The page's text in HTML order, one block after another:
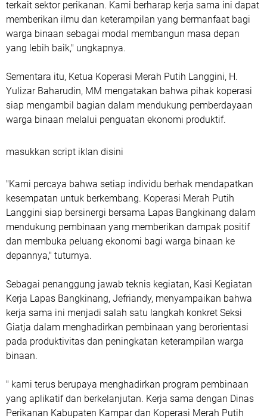
terkait sektor perikanan. Kami berharap kerja sama ini dapat
memberikan ilmu dan keterampilan yang bermanfaat bagi
warga binaan sebagai modal membangun masa depan
yang lebih baik," ungkapnya.
Sementara itu, Ketua Koperasi Merah Putih Langgini, H.
Yulizar Baharudin, MM mengatakan bahwa pihak koperasi
siap mengambil bagian dalam mendukung pemberdayaan
warga binaan melalui penguatan ekonomi produktif.
masukkan script iklan disini
"Kami percaya bahwa setiap individu berhak mendapatkan
kesempatan untuk berkembang. Koperasi Merah Putih
Langgini siap bersinergi bersama Lapas Bangkinang dalam
mendukung pembinaan yang memberikan dampak positif
dan membuka peluang ekonomi bagi warga binaan ke
depannya," tuturnya.
Sebagai penanggung jawab teknis kegiatan, Kasi Kegiatan
Kerja Lapas Bangkinang, Jefriandy, menyampaikan bahwa
kerja sama ini menjadi salah satu langkah konkret Seksi
Giatja dalam menghadirkan pembinaan yang berorientasi
pada produktivitas dan peningkatan keterampilan warga
binaan.
" kami terus berupaya menghadirkan program pembinaan
yang aplikatif dan berkelanjutan. Kerja sama dengan Dinas
Perikanan Kabupaten Kampar dan Koperasi Merah Putih